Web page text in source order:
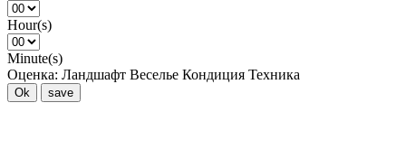
Hour(s)
Minute(s)
Оценка: Ландшафт Веселье Кондиция Техника
Ok save